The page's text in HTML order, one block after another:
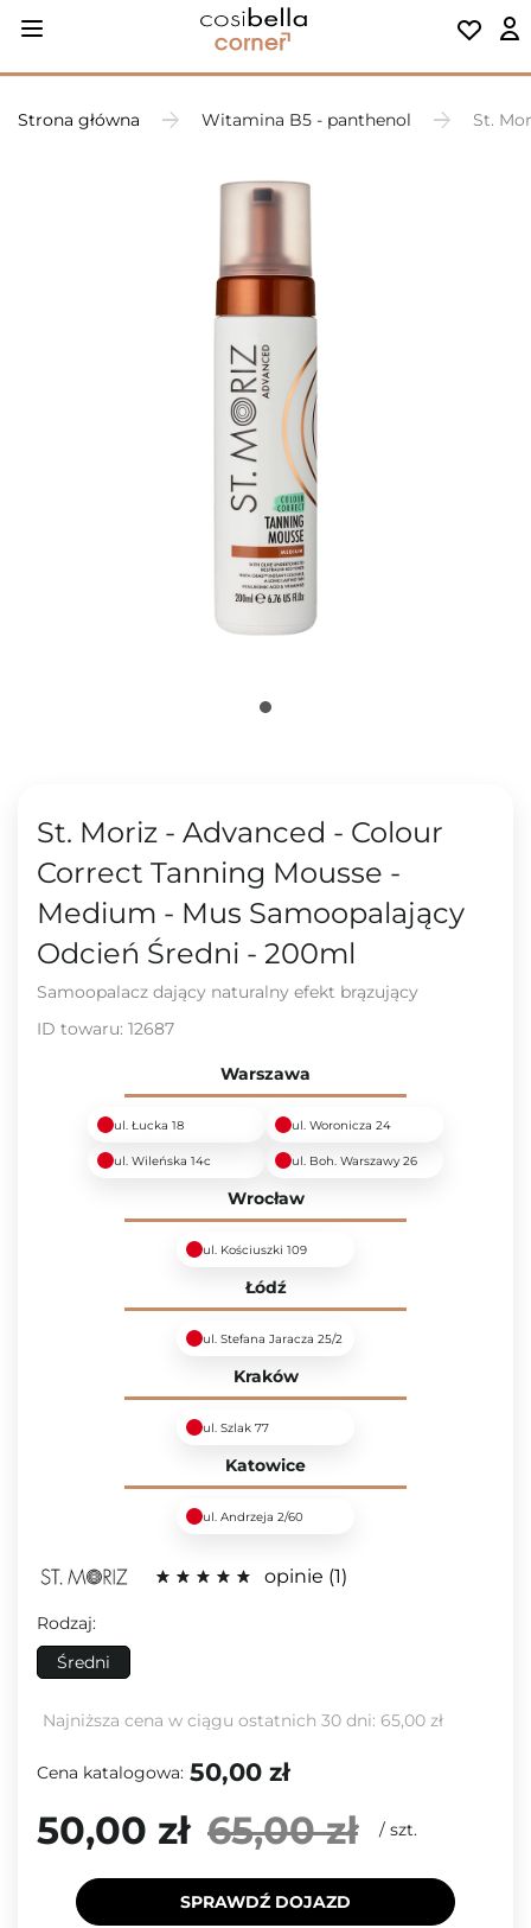
Strona główna Witamina B5 - panthenol St.
St. Moriz - Advanced - Colour
Correct Tanning Mousse -
Medium - Mus Samoopalający
Odcień Średni - 200ml
Samoopalacz dający naturalny efekt brązujący
ID towaru: 12687
Warszawa
ul. Łucka 18 ul. Woronicza 24
ul. Wileńska 14c ul. Boh. Warszawy 26
Wrocław
ul. Kościuszki 109
Łódź
ul. Stefana Jaracza 25/2
Kraków
ul. Szlak 77
Katowice
ul. Andrzeja 2/60
opinie 1
Rodzaj:
Średni
Najniższa cena w ciągu ostatnich 30 dni: 65,00 zł
Cena katalogowa: 50,00 zł
50,00 zł 65,00 zł / szt.
SPRAWDŹ DOJAZD